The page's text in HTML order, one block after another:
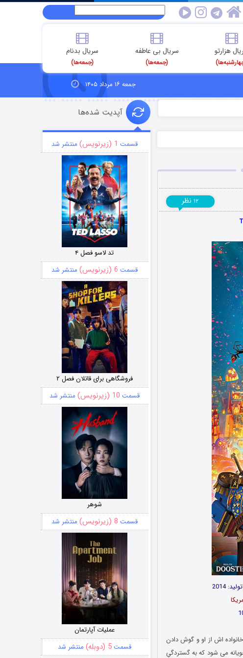
هزارتو سریال بی عاطفه
(جمعه‌ها)
سریال بدنام
(جمعه‌ها)
جمعه ۱۶ مرداد ۱۴۰۵
۱۲ نظر
2014
اش از او و گوش دادن
می شود که به گستردگیِ
آپدیت شده‌ها
قسمت 1 (زیرنویس) منتشر شد
تد لاسو فصل ۴
قسمت 6 (زیرنویس) منتشر شد
فروشگاهی برای قاتلان فصل ۲
قسمت 10 (زیرنویس) منتشر شد
شوهر
قسمت 8 (زیرنویس) منتشر شد
عملیات آپارتمان
قسمت5 (دوبله) منتشر شد